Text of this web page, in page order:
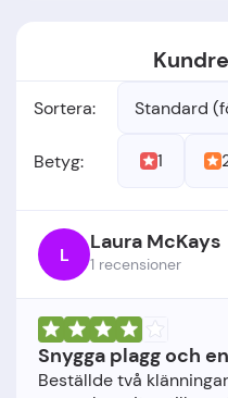
Sortera: Standard
Betyg: 1
L Laura McKays
1 recensioner
Snygga plagg och
Beställde två